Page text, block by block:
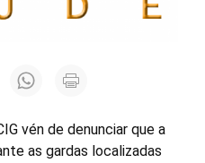
vén de denunciar que a
as gardas localizadas